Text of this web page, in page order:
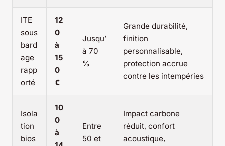
ITE
sous
bard
age
rapp
orté
12
0
à
15
0
€
Jusqu’
à 70
%
Grande durabilité,
finition
personnalisable,
protection accrue
contre les intempéries
Isola
tion
bios
10
0
à
Entre
50 et
Impact carbone
réduit, confort
acoustique,